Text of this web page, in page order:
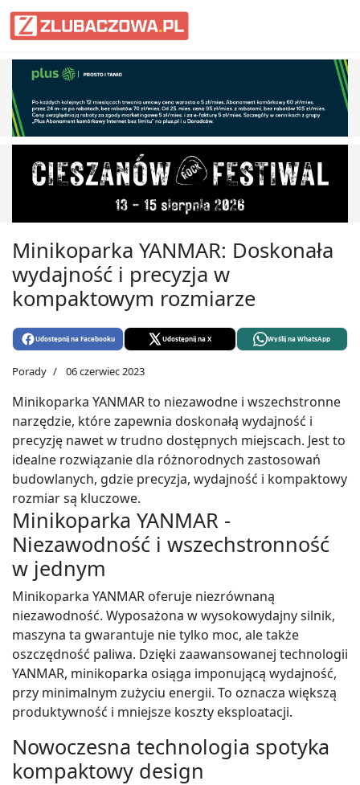
Informacje Lubaczów, powiat
Minikoparka YANMAR: Doskonała
wydajność i precyzja w
kompaktowym rozmiarze
Udostępnij na Facebooku Udostępnij na X Wyślij na WhatsApp
Porady 06 czerwiec 2023
Minikoparka YANMAR to niezawodne i wszechstronne
narzędzie, które zapewnia doskonałą wydajność i
precyzję nawet w trudno dostępnych miejscach. Jest to
idealne rozwiązanie dla różnorodnych zastosowań
budowlanych, gdzie precyzja, wydajność i kompaktowy
rozmiar są kluczowe.
Minikoparka YANMAR -
Niezawodność i wszechstronność
w jednym
Minikoparka YANMAR oferuje niezrównaną
niezawodność. Wyposażona w wysokowydajny silnik,
maszyna ta gwarantuje nie tylko moc, ale także
oszczędność paliwa. Dzięki zaawansowanej technologii
YANMAR, minikoparka osiąga imponującą wydajność,
przy minimalnym zużyciu energii. To oznacza większą
produktywność i mniejsze koszty eksploatacji.
Nowoczesna technologia spotyka
kompaktowy design